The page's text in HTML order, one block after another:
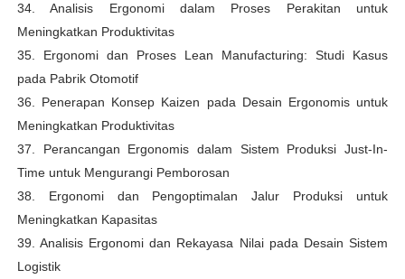
34. Analisis Ergonomi dalam Proses Perakitan untuk
Meningkatkan Produktivitas
35. Ergonomi dan Proses Lean Manufacturing: Studi Kasus
pada Pabrik Otomotif
36. Penerapan Konsep Kaizen pada Desain Ergonomis untuk
Meningkatkan Produktivitas
37. Perancangan Ergonomis dalam Sistem Produksi Just-In-
Time untuk Mengurangi Pemborosan
38. Ergonomi dan Pengoptimalan Jalur Produksi untuk
Meningkatkan Kapasitas
39. Analisis Ergonomi dan Rekayasa Nilai pada Desain Sistem
Logistik